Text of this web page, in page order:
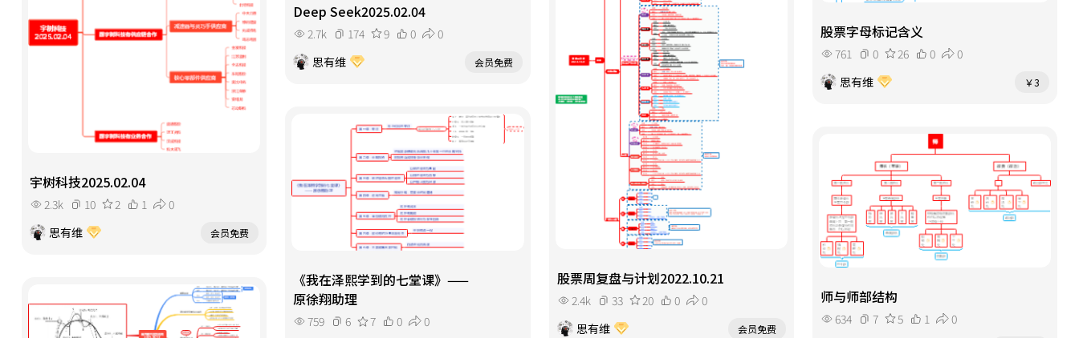
宇树科技2025.02.04
2.3k 10 2 1
0
思有维
会员免费
Deep Seek2025.02.04
2.7k 174 9 0
0
思有维
会员免费
股票周复盘与计划2022.10.21
2.4k 33 20 0
0
思有维
会员免费
股票字母标记含义
761 0 26 0
0
思有维
￥3
《我在泽熙学到的七堂课》——
原徐翔助理
759 6 7 0
0
师与师部结构
634 7 5 1
0